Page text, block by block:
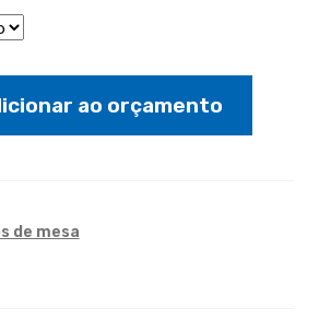
ao orçamento
de mesa